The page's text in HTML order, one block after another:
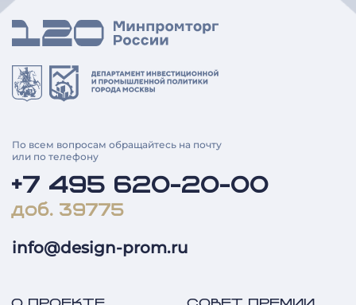
По всем вопросам обращайтесь на почту
или по телефону
+7 495 620-20-00
доб. 39775
info@design-prom.ru